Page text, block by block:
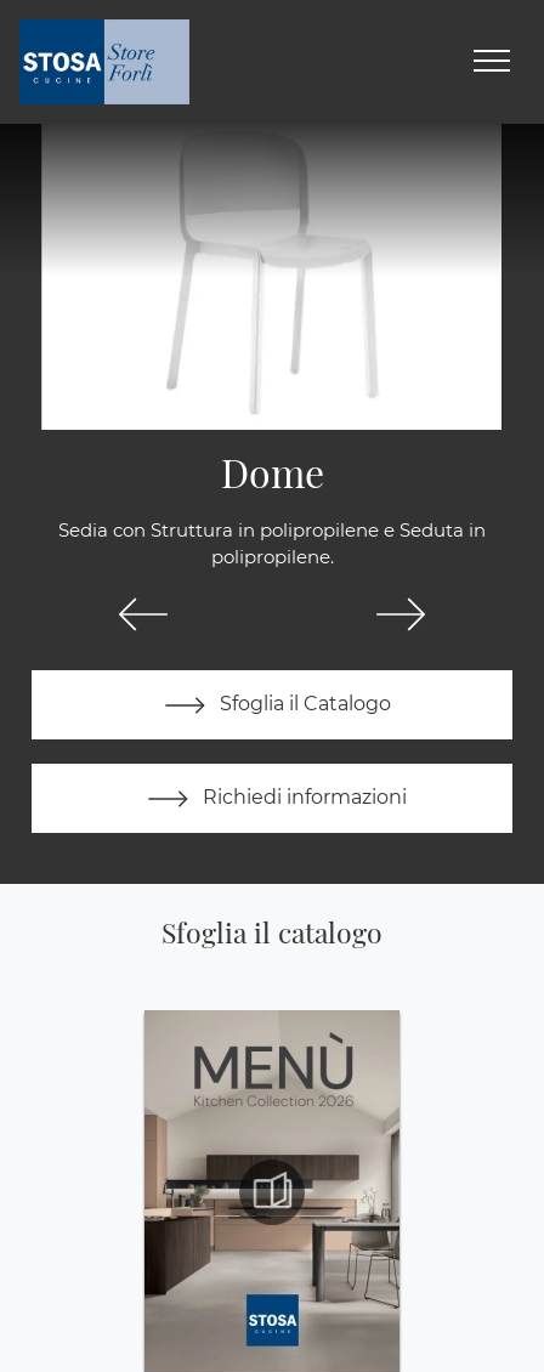
Sedia con Struttura in polipropilene e Seduta in
polipropilene.
Sfoglia il Catalogo
Richiedi informazioni
Dome
Sfoglia il catalogo